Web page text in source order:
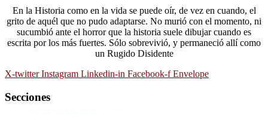
En la Historia como en la vida se puede oír, de vez en cuando, el
grito de aquél que no pudo adaptarse. No murió con el momento, ni
sucumbió ante el horror que la historia suele dibujar cuando es
escrita por los más fuertes. Sólo sobrevivió, y permaneció allí como
un Rugido Disidente
X-twitter Instagram Linkedin-in Facebook-f Envelope
Secciones